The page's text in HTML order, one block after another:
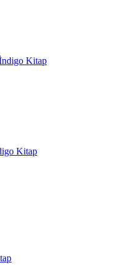
Kitap